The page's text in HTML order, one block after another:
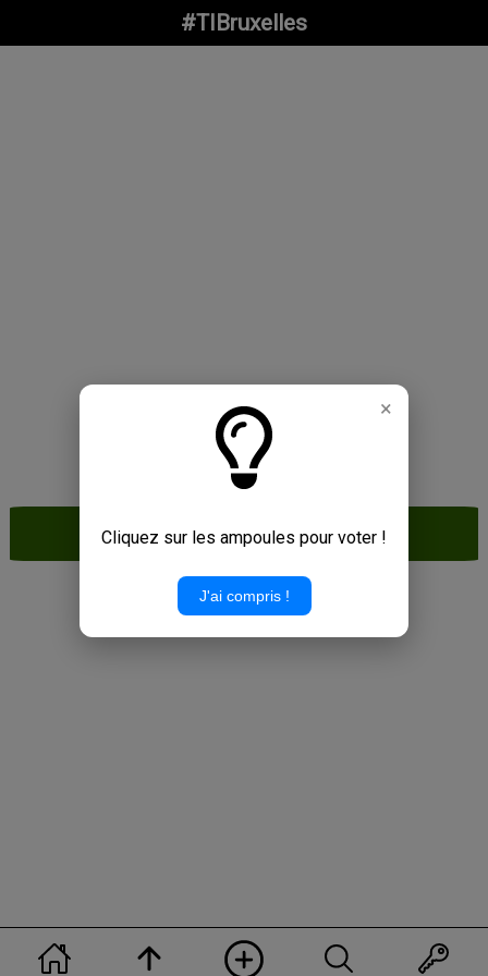
×
Cliquez sur les ampoules pour voter !
J'ai compris !
#TIBruxelles
PAIX